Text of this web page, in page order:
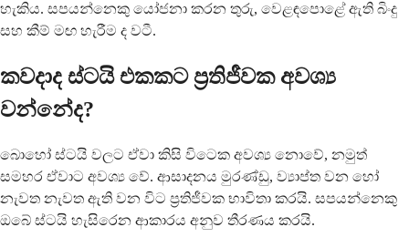
හැකිය. සපයන්නෙකු යෝජනා කරන තුරු, වෙළඳපොළේ ඇති බිංදු
සහ කීම් මඟ හැරීම ද වටී.
කවදාද ස්ටයි එකකට ප්‍රතිජීවක අවශ්‍ය
වන්නේද?
බොහෝ ස්ටයි වලට ඒවා කිසි විටෙක අවශ්‍ය නොවේ, නමුත්
සමහර ඒවාට අවශ්‍ය වේ. ආසාදනය මුරණ්ඩු, ව්‍යාප්ත වන හෝ
නැවත නැවත ඇති වන විට ප්‍රතිජීවක භාවිතා කරයි. සපයන්නෙකු
ඔබේ ස්ටයි හැසිරෙන ආකාරය අනුව තීරණය කරයි.